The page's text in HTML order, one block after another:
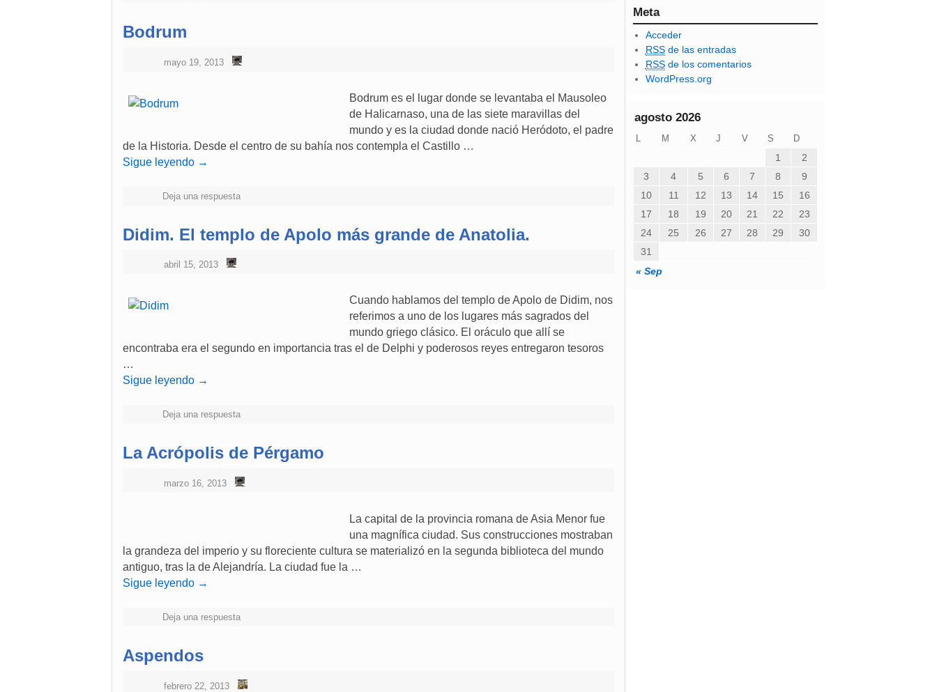
Bodrum
mayo 19, 2013
Bodrum es el lugar donde se levantaba el Mausoleo
de Halicarnaso, una de las siete maravillas del
mundo y es la ciudad donde nació Heródoto, el padre
de la Historia. Desde el centro de su bahía nos contempla el Castillo …
Sigue leyendo →
Deja una respuesta
Didim. El templo de Apolo más grande de Anatolia.
abril 15, 2013
Cuando hablamos del templo de Apolo de Didim, nos
referimos a uno de los lugares más sagrados del
mundo griego clásico. El oráculo que allí se
encontraba era el segundo en importancia tras el de Delphi y poderosos reyes entregaron tesoros
…
Sigue leyendo →
Deja una respuesta
La Acrópolis de Pérgamo
marzo 16, 2013
La capital de la provincia romana de Asia Menor fue
una magnífica ciudad. Sus construcciones mostraban
la grandeza del imperio y su floreciente cultura se materializó en la segunda biblioteca del mundo
antiguo, tras la de Alejandría. La ciudad fue la …
Sigue leyendo →
Deja una respuesta
Aspendos
febrero 22, 2013
r
r
e
o
e
l
t
r
Meta
Acceder
RSSde las entradas
RSSde los comentarios
WordPress.org
agosto 2026
L M X J V S D
« Sep
1
2
3
4 5 6 7 8
9
10
11 12 13 14 15
16
17
18 19 20 21 22
23
24
25 26 27 28 29
30
31